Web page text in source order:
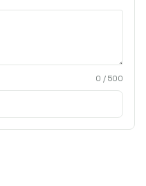
0 / 500